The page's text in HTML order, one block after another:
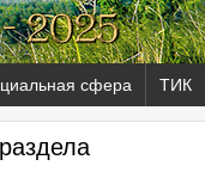
сфера ТИК